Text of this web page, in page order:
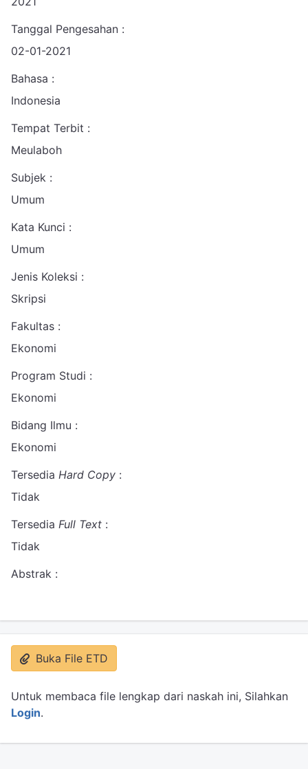
Tanggal Pengesahan :
02-01-2021
Bahasa :
Indonesia
Tempat Terbit :
Meulaboh
Subjek :
Umum
Kata Kunci :
Umum
Jenis Koleksi :
Skripsi
Fakultas :
Ekonomi
Program Studi :
Ekonomi
Bidang Ilmu :
Ekonomi
Tersedia Hard Copy :
Tidak
Tersedia Full Text :
Tidak
Abstrak :
Buka File ETD
Untuk membaca file lengkap dari naskah ini, Silahkan
Login.